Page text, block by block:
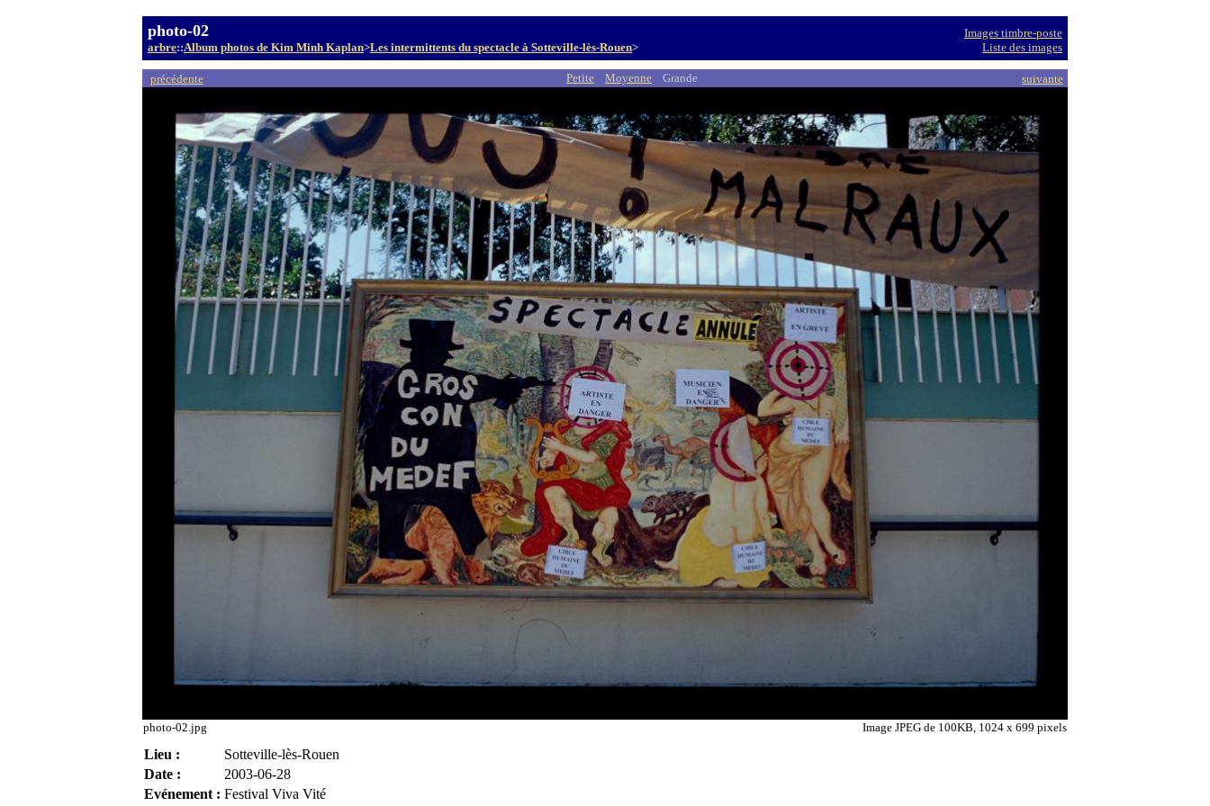
photo-02
Images timbre-poste
arbre::Album photos de Kim Minh Kaplan>Les intermittents du spectacle à Sotteville-lès-Rouen> Liste des images
précédente Petite Moyenne Grande suivante
photo-02.jpg Image JPEG de 100KB, 1024 x 699 pixels
Lieu :
Sotteville-lès-Rouen
Date :
2003-06-28
Evénement : Festival Viva Vité